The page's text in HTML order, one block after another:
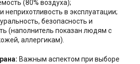
(80% воздуха);
неприхотливость в эксплуатации;
безопасность и
(наполнитель показан людям с
аллергикам).
Важным аспектом при выборе